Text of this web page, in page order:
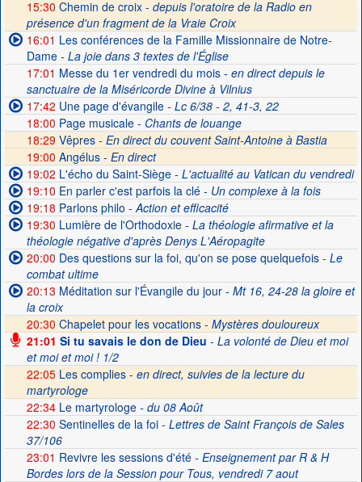
15:30 Chemin de croix - depuis l'oratoire de la Radio en
présence d'un fragment de la Vraie Croix
16:01 Les conférences de la Famille Missionnaire de Notre-
Dame- La joie dans 3 textes de l'Église
17:01 Messe du 1er vendredi du mois- en direct depuis le
sanctuaire de la Miséricorde Divine à Vilnius
17:42 Une page d'évangile- Lc 6/38 - 2, 41-3, 22
18:00 Page musicale- Chants de louange
18:29 Vêpres - En direct du couvent Saint-Antoine à Bastia
19:00 Angélus - En direct
19:02 L'écho du Saint-Siège- L'actualité au Vatican du vendredi
19:10 En parler c'est parfois la clé- Un complexe à la fois
19:18 Parlons philo - Action et efficacité
19:30 Lumière de l'Orthodoxie- La théologie afirmative et la
théologie négative d'après Denys L'Aéropagite
20:00 Des questions sur la foi, qu'on se pose quelquefois- Le
combat ultime
20:13 Méditation sur l'Évangile du jour- Mt 16, 24-28 la gloire et
la croix
20:30 Chapelet pour les vocations - Mystères douloureux
21:01 Si tu savais le don de Dieu - La volonté de Dieu et moi
et moi et moi ! 1/2
22:05Les complies - en direct, suivies de la lecture du
martyrologe
22:34Le martyrologe- du 08 Août
22:30 Sentinelles de la foi- Lettres de Saint François de Sales
37/106
23:01 Revivre les sessions d'été- Enseignement par R & H
Bordes lors de la Session pour Tous, vendredi 7 aout